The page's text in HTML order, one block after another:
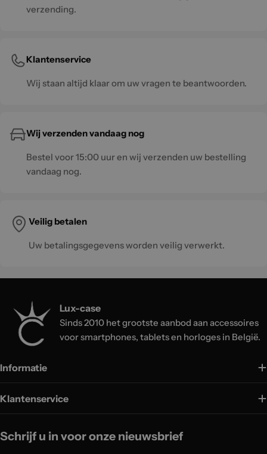
verzending.
Klantenservice
Wij staan altijd klaar om uw vragen te beantwoorden.
Wij verzenden vandaag nog
Bestel voor 15:00 uur en wij verzenden uw bestelling
vandaag nog.
Veilig betalen
Uw betalingsgegevens worden veilig verwerkt.
Lux-case
Sinds 2010 het grootste aanbod aan accessoires
voor smartphones, tablets en horloges in België.
Informatie
Klantenservice
Schrijf u in voor onze nieuwsbrief